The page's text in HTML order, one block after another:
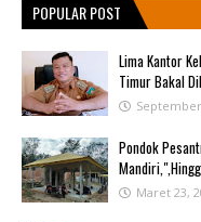
POPULAR POST
Lima Kantor
Timur Bakal
Pondok
Maret 23,